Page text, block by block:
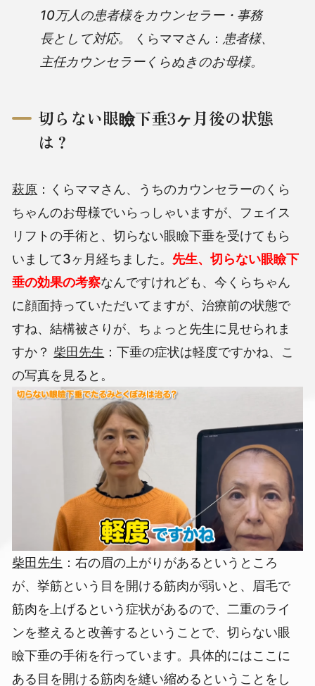
10万人の患者様をカウンセラー・事務
長として対応。
くらママさん： 患者様、
主任カウンセラーくらぬきのお母様。
切らない眼瞼下垂3ヶ月後の状態
は？
萩原 ：くらママさん、うちのカウンセラーのくら
ちゃんのお母様でいらっしゃいますが、フェイス
リフトの手術と、切らない眼瞼下垂を受けてもら
いまして3ヶ月経ちました。 先生、切らない眼瞼下
垂の効果の考察なんですけれども、今くらちゃん
に顔面持っていただいてますが、治療前の状態で
すね、結構被さりが、ちょっと先生に見せられま
すか？ 柴田先生 ：下垂の症状は軽度ですかね、こ
の写真を見ると。
柴田先生 ：右の眉の上がりがあるというところ
が、挙筋という目を開ける筋肉が弱いと、眉毛で
筋肉を上げるという症状があるので、二重のライ
ンを整えると改善するということで、切らない眼
瞼下垂の手術を行っています。具体的にはここに
ある目を開ける筋肉を縫い縮めるということをし